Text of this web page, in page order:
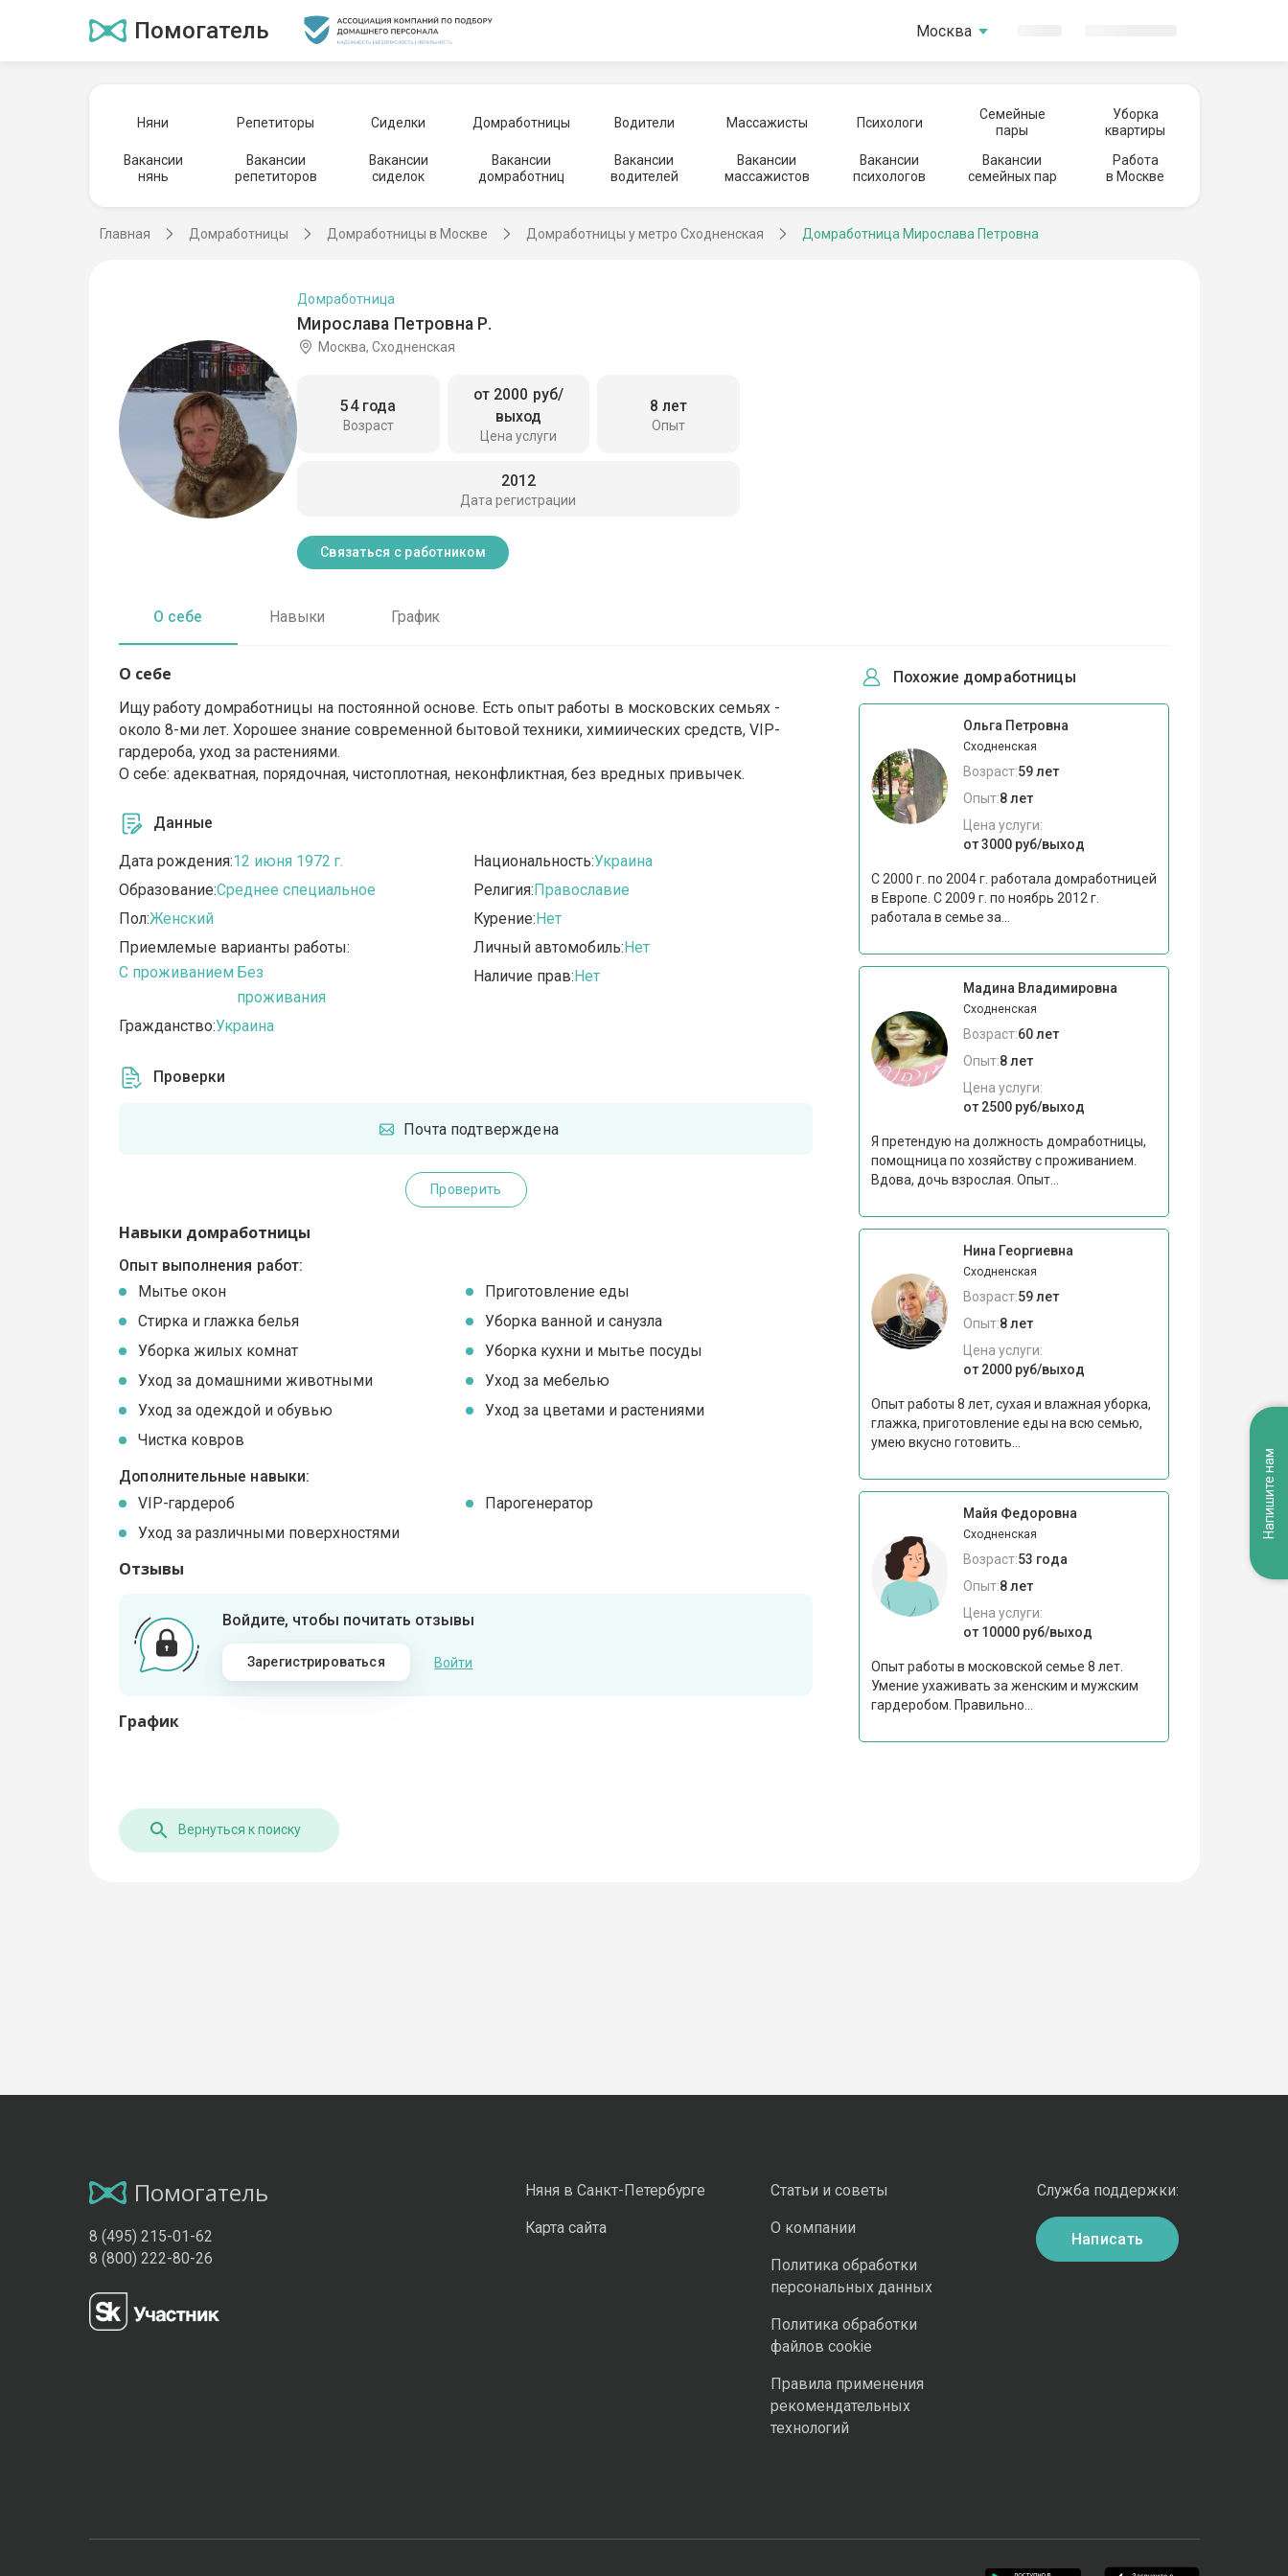
Помогатель Москва
Няни Репетиторы Сиделки Домработницы Водители Массажисты Психологи
Семейные
пары
Уборка
квартиры
Вакансии
нянь
Вакансии
репетиторов
Вакансии
сиделок
Вакансии
домработниц
Вакансии
водителей
Вакансии
массажистов
Вакансии
психологов
Вакансии
семейных пар
Работа
в Москве
Главная Домработницы Домработницы в Москве Домработницы у метро Сходненская Домработница Мирослава Петровна
Мирослава Петровна Р.
Домработница
Москва, Сходненская
Возраст
54 года
Цена услуги
от 2000 руб/
выход
Опыт
8 лет
Дата регистрации
2012
Связаться с работником
О себе Навыки График
О себе
Ищу работу домработницы на постоянной основе. Есть опыт работы в московских семьях -
около 8-ми лет. Хорошее знание современной бытовой техники, химиических средств, VIP-
гардероба, уход за растениями.
О себе: адекватная, порядочная, чистоплотная, неконфликтная, без вредных привычек.
Данные
Дата рождения:12 июня 1972 г.
Образование:Среднее специальное
Пол:Женский
Приемлемые варианты работы:
C проживанием Без
проживания
Гражданство:Украина
Национальность:Украина
Религия:Православие
Курение:Нет
Личный автомобиль:Нет
Наличие прав:Нет
Проверки
Почта подтверждена
Проверить
Навыки домработницы
Опыт выполнения работ:
Мытье окон
Приготовление еды
Стирка и глажка белья
Уборка ванной и санузла
Уборка жилых комнат
Уборка кухни и мытье посуды
Уход за домашними животными
Уход за мебелью
Уход за одеждой и обувью
Уход за цветами и растениями
Чистка ковров
Дополнительные навыки:
VIP-гардероб
Парогенератор
Уход за различными поверхностями
Отзывы
Войдите, чтобы почитать отзывы
Зарегистрироваться Войти
График
Похожие домработницы
Ольга Петровна
Сходненская
Возраст:59 лет
Опыт:8 лет
Цена услуги:
от 3000 руб/выход
С 2000 г. по 2004 г. работала домработницей
в Европе. С 2009 г. по ноябрь 2012 г.
работала в семье за...
Мадина Владимировна
Сходненская
Возраст:60 лет
Опыт:8 лет
Цена услуги:
от 2500 руб/выход
Я претендую на должность домработницы,
помощница по хозяйству с проживанием.
Вдова, дочь взрослая. Опыт...
Нина Георгиевна
Сходненская
Возраст:59 лет
Опыт:8 лет
Цена услуги:
от 2000 руб/выход
Опыт работы 8 лет, сухая и влажная уборка,
глажка, приготовление еды на всю семью,
умею вкусно готовить...
Майя Федоровна
Сходненская
Возраст:53 года
Опыт:8 лет
Цена услуги:
от 10000 руб/выход
Опыт работы в московской семье 8 лет.
Умение ухаживать за женским и мужским
гардеробом. Правильно...
Вернуться к поиску
Помогатель
8 (495) 215-01-62
8 (800) 222-80-26
Няня в Санкт-Петербурге
Карта сайта
Статьи и советы
О компании
Политика обработки
персональных данных
Политика обработки
файлов cookie
Правила применения
рекомендательных
технологий
Служба поддержки:
Написать
Напишите нам